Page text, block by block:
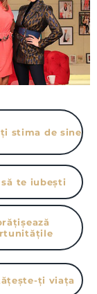
stima de sine
te iubești
ți viața